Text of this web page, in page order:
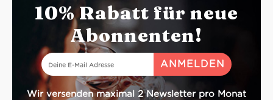
10% Rabatt für neue
Abonnenten!
Wir versenden maximal 2 Newsletter pro Monat